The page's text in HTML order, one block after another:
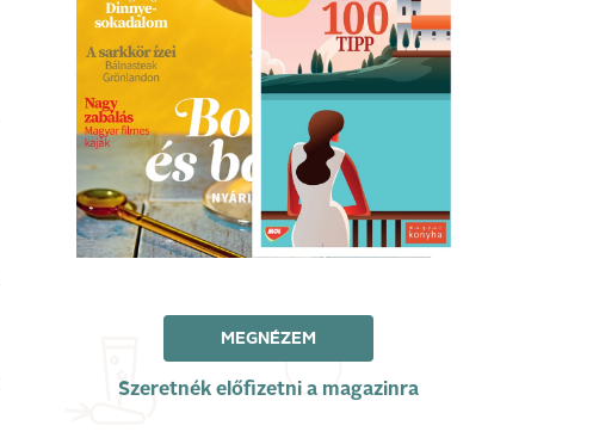
MEGNÉZEM
Szeretnék előfizetni a magazinra